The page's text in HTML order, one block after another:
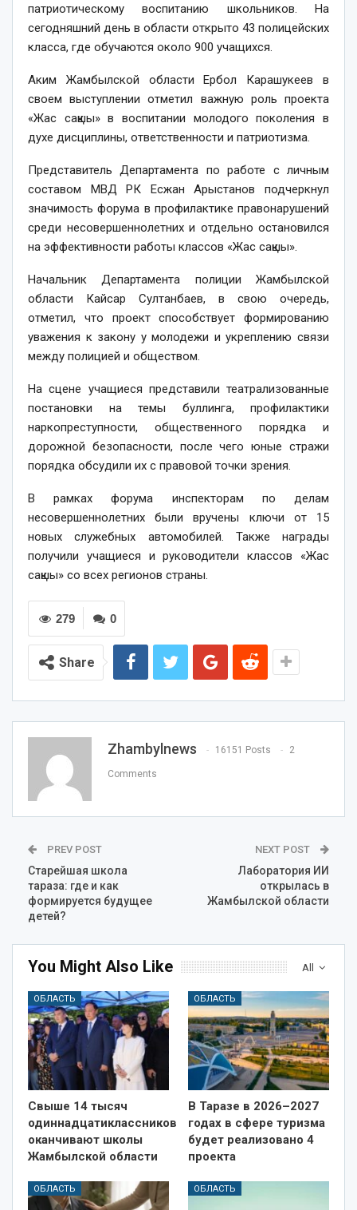
патриотическому воспитанию школьников. На
сегодняшний день в области открыто 43 полицейских
класса, где обучаются около 900 учащихся.
Аким Жамбылской области Ербол Карашукеев в
своем выступлении отметил важную роль проекта
«Жас сақшы» в воспитании молодого поколения в
духе дисциплины, ответственности и патриотизма.
Представитель Департамента по работе с личным
составом МВД РК Есжан Арыстанов подчеркнул
значимость форума в профилактике правонарушений
среди несовершеннолетних и отдельно остановился
на эффективности работы классов «Жас сақшы».
Начальник Департамента полиции Жамбылской
области Кайсар Султанбаев, в свою очередь,
отметил, что проект способствует формированию
уважения к закону у молодежи и укреплению связи
между полицией и обществом.
На сцене учащиеся представили театрализованные
постановки на темы буллинга, профилактики
наркопреступности, общественного порядка и
дорожной безопасности, после чего юные стражи
порядка обсудили их с правовой точки зрения.
В рамках форума инспекторам по делам
несовершеннолетних были вручены ключи от 15
новых служебных автомобилей. Также награды
получили учащиеся и руководители классов «Жас
сақшы» со всех регионов страны.
0
279
Share
Zhambylnews 16151 Posts 2
Comments
PREV POST
Старейшая школа
тараза: где и как
формируется будущее
детей?
NEXT POST
Лаборатория ИИ
открылась в
Жамбылской области
All
You Might Also Like
ОБЛАСТЬ
Свыше 14 тысяч
одиннадцатиклассников
оканчивают школы
Жамбылской области
ОБЛАСТЬ
В Таразе в 2026–2027
годах в сфере туризма
будет реализовано 4
проекта
ОБЛАСТЬ ОБЛАСТЬ